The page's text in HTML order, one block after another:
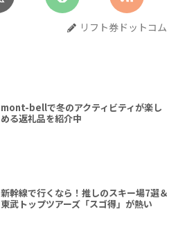
リフト券ドットコム
mont-bellで冬のアクティビティが楽し
める返礼品を紹介中
新幹線で行くなら！推しのスキー場7選＆
東武トップツアーズ「スゴ得」が熱い